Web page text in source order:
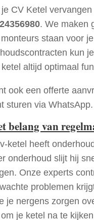
CV Ketel
. We maken
staan voor
kun
altijd optimaal
ook een offerte
sturen via
belang van
ketel heeft
onderhoud slijt hij
Onze experts
problemen
je nergens zorgen
je ketel na te